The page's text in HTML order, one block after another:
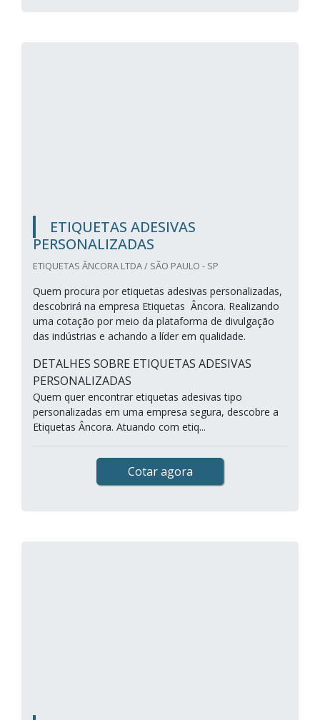
ETIQUETAS ADESIVAS
PERSONALIZADAS
ETIQUETAS ÂNCORA LTDA / SÃO PAULO - SP
Quem procura por etiquetas adesivas personalizadas,
descobrirá na empresa Etiquetas Âncora. Realizando
uma cotação por meio da plataforma de divulgação
das indústrias e achando a líder em qualidade.
DETALHES SOBRE ETIQUETAS ADESIVAS
PERSONALIZADAS
Quem quer encontrar etiquetas adesivas tipo
personalizadas em uma empresa segura, descobre a
Etiquetas Âncora. Atuando com etiq...
Cotar agora